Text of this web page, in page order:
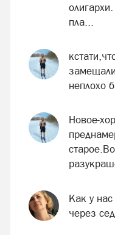
пла...
неплохо
Новое-
Как у
через